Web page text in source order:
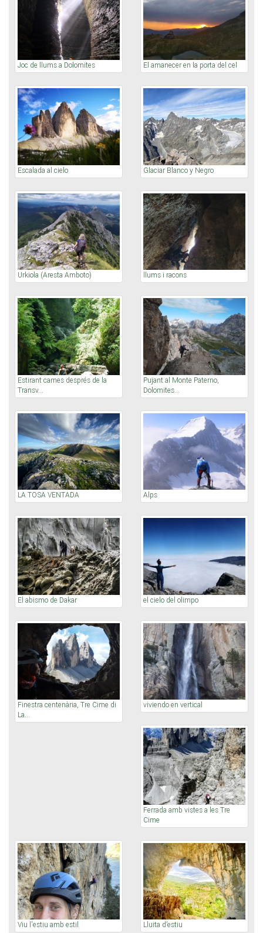
Joc de llums a Dolomites El amanecer en la porta del cel
Escalada al cielo Glaciar Blanco y Negro
Urkiola (Aresta Amboto) llums i racons
Estirant cames després de la
Transv...
Pujant al Monte Paterno,
Dolomites...
LA TOSA VENTADA Alps
El abismo de Dakar el cielo del olimpo
Finestra centenària, Tre Cime di
La...
viviendo en vertical
Ferrada amb vistes a les Tre
Cime
Viu l'estiu amb estil Lluita d’estiu